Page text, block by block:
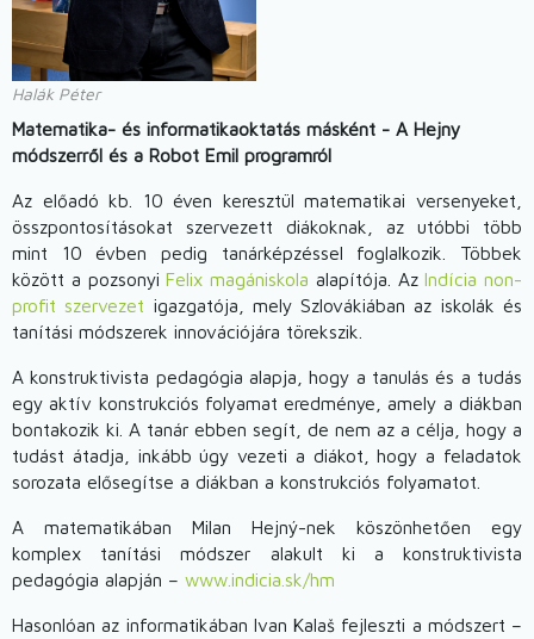
Halák Péter
Matematika- és informatikaoktatás másként - A Hejny
módszerről és a Robot Emil programról
Az előadó kb. 10 éven keresztül matematikai versenyeket,
összpontosításokat szervezett diákoknak, az utóbbi több
mint 10 évben pedig tanárképzéssel foglalkozik. Többek
között a pozsonyiFelix magániskola alapítója. AzIndícia non-
profit szervezet igazgatója, mely Szlovákiában az iskolák és
tanítási módszerek innovációjára törekszik.
A konstruktivista pedagógia alapja, hogy a tanulás és a tudás
egy aktív konstrukciós folyamat eredménye, amely a diákban
bontakozik ki. A tanár ebben segít, de nem az a célja, hogy a
tudást átadja, inkább úgy vezeti a diákot, hogy a feladatok
sorozata elősegítse a diákban a konstrukciós folyamatot.
A matematikában Milan Hejný-nek köszönhetően egy
komplex tanítási módszer alakult ki a konstruktivista
pedagógia alapján – www.indicia.sk/hm
Hasonlóan az informatikában Ivan Kalaš fejleszti a módszert –